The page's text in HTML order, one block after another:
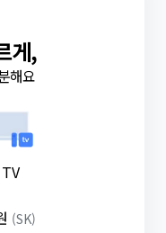
게,
해요
TV
(SK)